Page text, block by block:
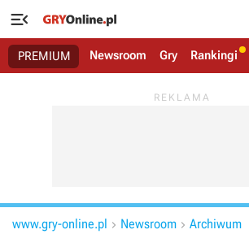

PREMIUM Newsroom Gry Rankingi
www.gry-online.pl  Newsroom  Archiwum